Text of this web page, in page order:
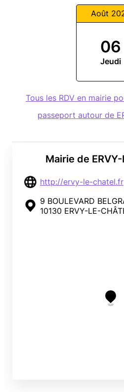
Mairie de
http://ervy-le-chatel.fr
9 BOULEVARD
10130 ERVY-LE-
Août
06
Jeudi
Tous les RDV en mairie
passeport autour de